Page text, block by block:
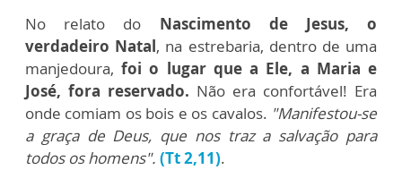
No relato do Nascimento de Jesus, o
verdadeiro Natal, na estrebaria, dentro de uma
manjedoura,foi o lugar que a Ele, a Maria e
José, fora reservado. Não era confortável! Era
onde comiam os bois e os cavalos. "Manifestou-se
a graça de Deus, que nos traz a salvação para
todos os homens". (Tt 2,11).